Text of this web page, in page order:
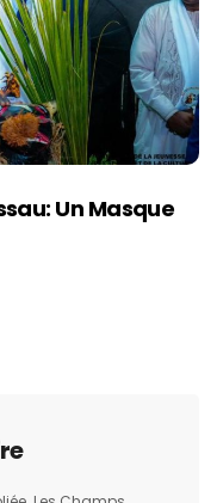
Un Masque